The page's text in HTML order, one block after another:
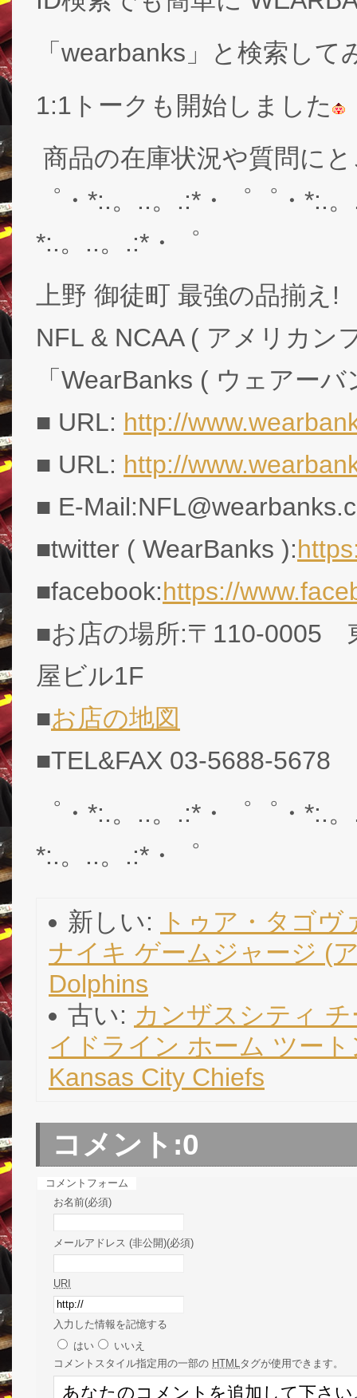
「wearbanks」と検索して
1:1トークも開始しました
商品の在庫状況や質問に
゜・*:.。..。.:*・゜゜・*:.
*:.。..。.:*・゜
上野 御徒町 最強の品揃え!
NFL & NCAA ( アメリカン
「WearBanks ( ウェアー
■ URL: http://
■ URL: http://
■ E-
■twitter ( WearBanks ):
■facebook:https://
■お店の場所:〒110-0005
屋ビル1F
■お店の地図
■TEL&FAX 03-5688-5678
゜・*:.。..。.:*・゜゜・*:.
*:.。..。.:*・゜
新しい:
トゥア・タゴ
ナイキ ゲームジャージ (
Dolphins
古い: カンザスシティ
イドライン ホーム ツー
Kansas City Chiefs
コメント:0
コメントフォーム
お名前(必須)
メールアドレス (非公開)(必須)
URI
入力した情報を記憶する
はい
いいえ
コメント スタイル指定用の一部の HTMLタグが使用できます。